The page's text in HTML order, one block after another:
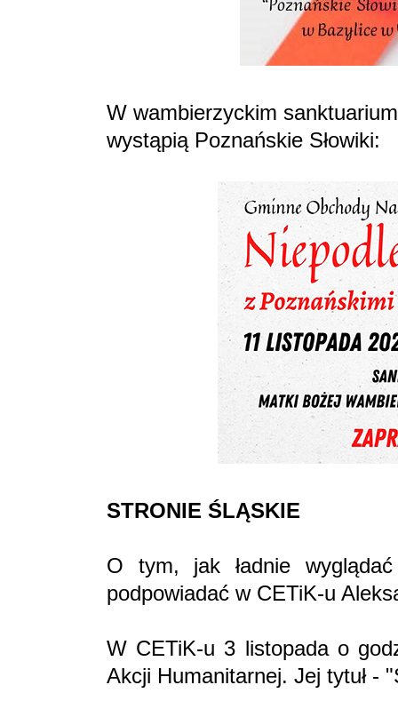
W wambierzyckim
wystąpią Poznańskie Słowiki:
STRONIE ŚLĄSKIE
O tym, jak ładnie
podpowiadać w CETiK-u
W CETiK-u 3 listopada o
Akcji Humanitarnej. Jej tytuł -